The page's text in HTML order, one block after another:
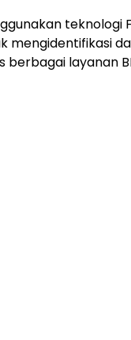
teknologi
mengidentifikasi
berbagai layanan